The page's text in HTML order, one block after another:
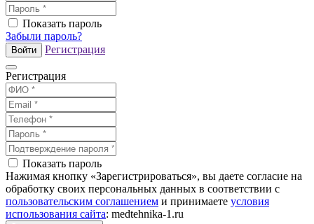
Показать пароль
Забыли пароль?
Войти Регистрация
Регистрация
Показать пароль
Нажимая кнопку «Зарегистрироваться», вы даете согласие на
обработку своих персональных данных в соответствии с
пользовательским соглашением и принимаете условия
использования сайта: medtehnika-1.ru